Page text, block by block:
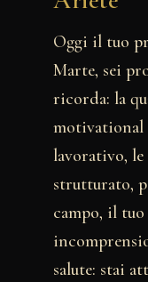
Oggi il tuo
Marte, sei
ricorda: la
motivational
lavorativo, le
strutturato,
campo, il
salute: stai